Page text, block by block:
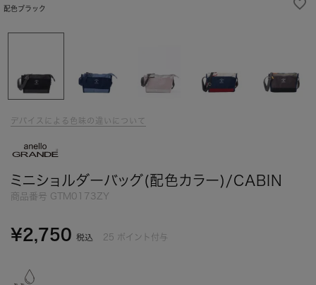
配色ブラック
デバイスによる色味の違いについて
ミニショルダーバッグ(配色カラー)/CABIN
商品番号 GTM0173ZY
¥2,750 税込 25 ポイント付与